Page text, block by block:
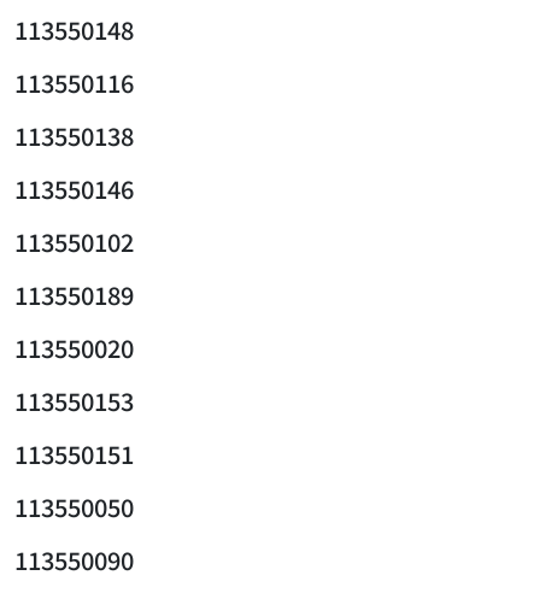
113550148
113550116
113550138
113550146
113550102
113550189
113550020
113550153
113550151
113550050
113550090